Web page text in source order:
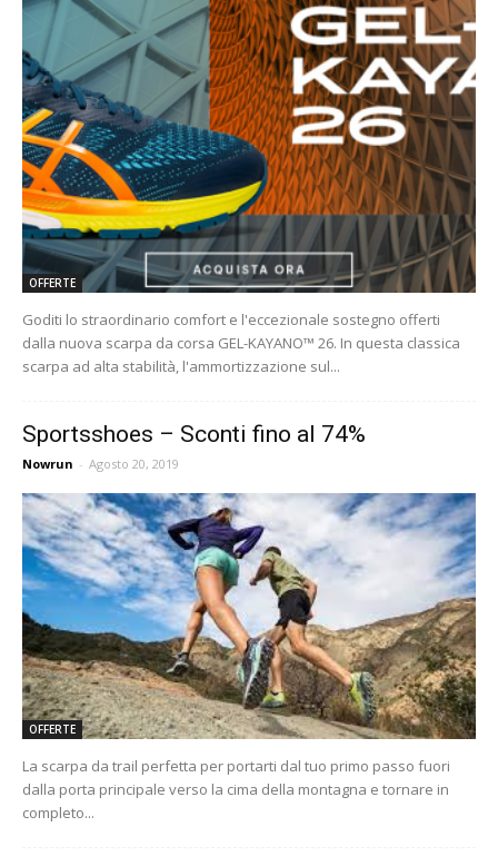
OFFERTE
Goditi lo straordinario comfort e l'eccezionale sostegno offerti
dalla nuova scarpa da corsa GEL-KAYANO™ 26. In questa classica
scarpa ad alta stabilità, l'ammortizzazione sul...
Sportsshoes – Sconti fino al 74%
Nowrun - Agosto 20, 2019
OFFERTE
La scarpa da trail perfetta per portarti dal tuo primo passo fuori
dalla porta principale verso la cima della montagna e tornare in
completo...